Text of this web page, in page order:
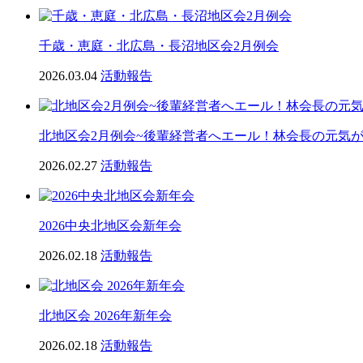
千歳・恵庭・北広島・長沼地区会2月例会
2026.03.04 活動報告
北地区会2月例会~後輩経営者へエール！林会長の元気
2026.02.27 活動報告
2026中央北地区会新年会
2026.02.18 活動報告
北地区会 2026年新年会
2026.02.18 活動報告